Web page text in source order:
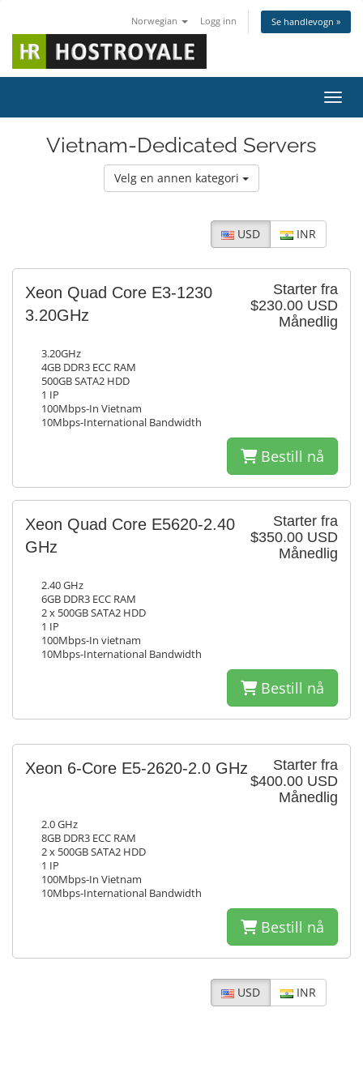
Norwegian Logg inn Se handlevogn »
Bytt
Vietnam-Dedicated Servers
Velg en annen kategori
USD INR
Starter fra
$230.00 USD
Månedlig
Xeon Quad Core E3-1230
3.20GHz
3.20GHz
4GB DDR3 ECC RAM
500GB SATA2 HDD
1 IP
100Mbps-In Vietnam
10Mbps-International Bandwidth
Bestill nå
Starter fra
$350.00 USD
Månedlig
Xeon Quad Core E5620-2.40
GHz
2.40 GHz
6GB DDR3 ECC RAM
2 x 500GB SATA2 HDD
1 IP
100Mbps-In vietnam
10Mbps-International Bandwidth
Bestill nå
Starter fra
$400.00 USD
Månedlig
Xeon 6-Core E5-2620-2.0 GHz
2.0 GHz
8GB DDR3 ECC RAM
2 x 500GB SATA2 HDD
1 IP
100Mbps-In Vietnam
10Mbps-International Bandwidth
Bestill nå
USD INR